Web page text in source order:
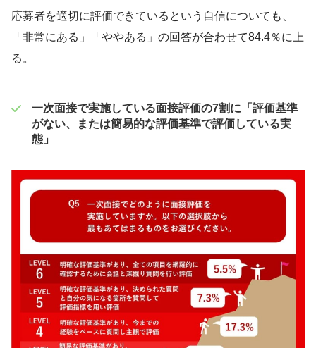
応募者を適切に評価できているという自信についても、
「非常にある」「ややある」の回答が合わせて84.4％に上
る。
一次面接で実施している面接評価の7割に「評価基準
がない、または簡易的な評価基準で評価している実
態」